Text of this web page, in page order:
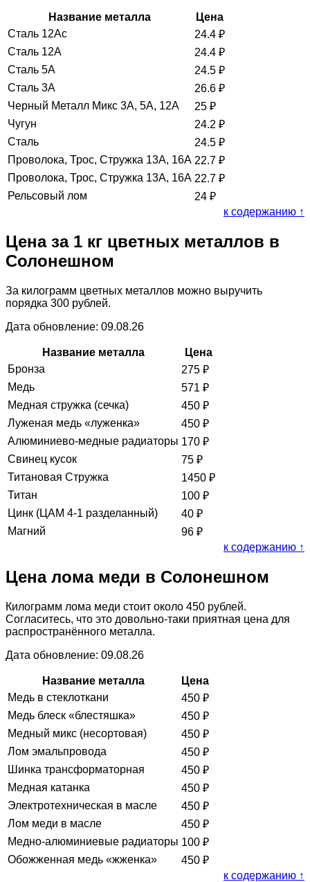
Название металла
Цена
Сталь 12Ас
24.4 ₽
Сталь 12А
24.4 ₽
Сталь 5А
24.5 ₽
Сталь 3А
26.6 ₽
Черный Металл Микс 3А, 5А, 12А
25 ₽
Чугун
24.2 ₽
Сталь
24.5 ₽
Проволока, Трос, Стружка 13А, 16А 22.7 ₽
Проволока, Трос, Стружка 13А, 16А 22.7 ₽
Рельсовый лом
24 ₽
к содержанию ↑
Цена за 1 кг цветных металлов в
Солонешном
За килограмм цветных металлов можно выручить
порядка 300 рублей.
Дата обновление: 09.08.26
Название металла
Цена
Бронза
275 ₽
Медь
571 ₽
Медная стружка (сечка)
450 ₽
Луженая медь «луженка»
450 ₽
Алюминиево-медные радиаторы 170 ₽
Свинец кусок
75 ₽
Титановая Стружка
1450 ₽
Титан
100 ₽
Цинк (ЦАМ 4-1 разделанный)
40 ₽
Магний
96 ₽
к содержанию ↑
Цена лома меди в Солонешном
Килограмм лома меди стоит около 450 рублей.
Согласитесь, что это довольно-таки приятная цена для
распространённого металла.
Дата обновление: 09.08.26
Название металла
Цена
Медь в стеклоткани
450 ₽
Медь блеск «блестяшка»
450 ₽
Медный микс (несортовая)
450 ₽
Лом эмальпровода
450 ₽
Шинка трансформаторная
450 ₽
Медная катанка
450 ₽
Электротехническая в масле
450 ₽
Лом меди в масле
450 ₽
Медно-алюминиевые радиаторы 100 ₽
Обожженная медь «жженка»
450 ₽
к содержанию ↑